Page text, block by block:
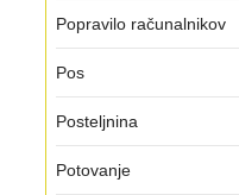
Popravilo računalnikov
Pos
Posteljnina
Potovanje